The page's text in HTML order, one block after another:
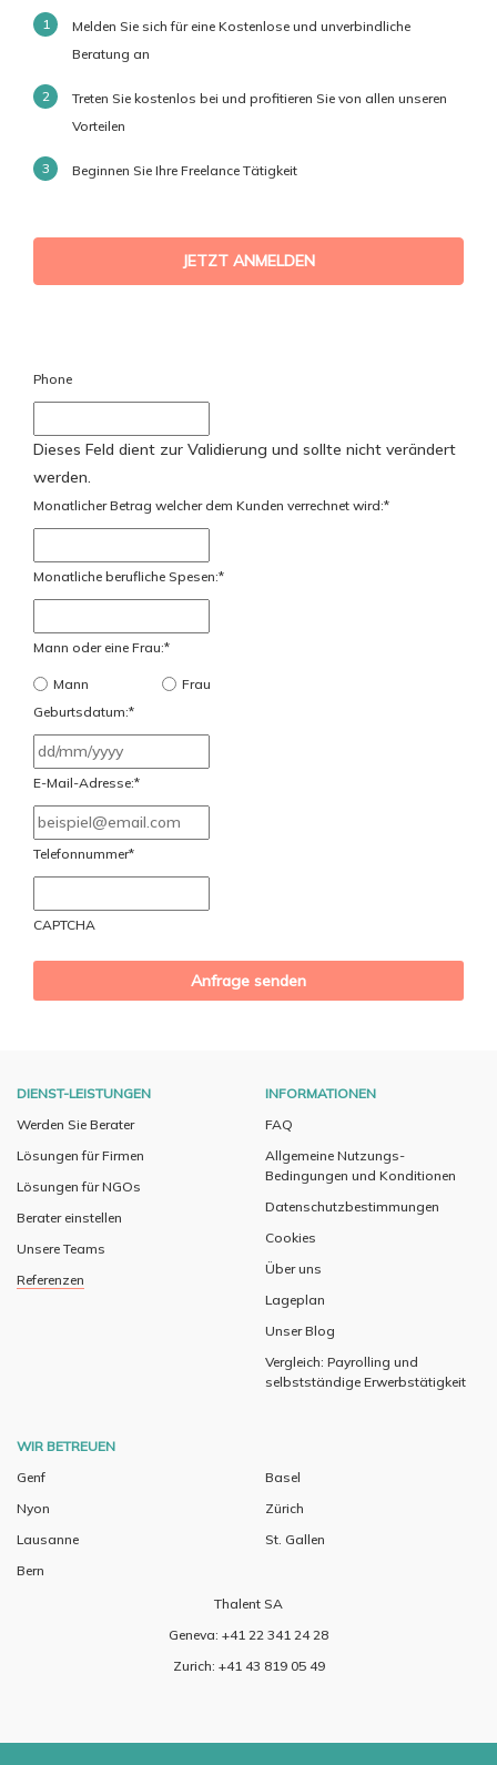
Melden Sie sich für eine Kostenlose und unverbindliche
Beratung an
Treten Sie kostenlos bei und profitieren Sie von allen unseren
Vorteilen
Beginnen Sie Ihre Freelance Tätigkeit
JETZT ANMELDEN
Phone
Dieses Feld dient zur Validierung und sollte nicht verändert
werden.
Monatlicher Betrag welcher dem Kunden verrechnet wird:*
Monatliche berufliche Spesen:*
Mann oder eine Frau:*
Mann
Frau
Geburtsdatum:*
Schrägstrich
MM
E-Mail-Adresse:*
Telefonnummer*
CAPTCHA
DIENST-LEISTUNGEN
Werden Sie Berater
Lösungen für Firmen
Lösungen für NGOs
Berater einstellen
Unsere Teams
Referenzen
INFORMATIONEN
FAQ
Allgemeine Nutzungs-
Bedingungen und Konditionen
Datenschutzbestimmungen
Cookies
Über uns
Lageplan
Unser Blog
Vergleich: Payrolling und
selbstständige Erwerbstätigkeit
WIR BETREUEN
Genf
Nyon
Lausanne
Bern
Basel
Zürich
St. Gallen
Thalent SA
Geneva: +41 22 341 24 28
Zurich: +41 43 819 05 49